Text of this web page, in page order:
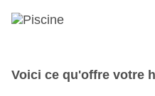
Voici ce qu'offre votre